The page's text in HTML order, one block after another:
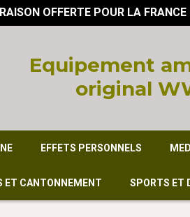
OFFERTE POUR LA
Equipement
original
EFFETS PERSONNELS
ET CANTONNEMENT SPORTS ET